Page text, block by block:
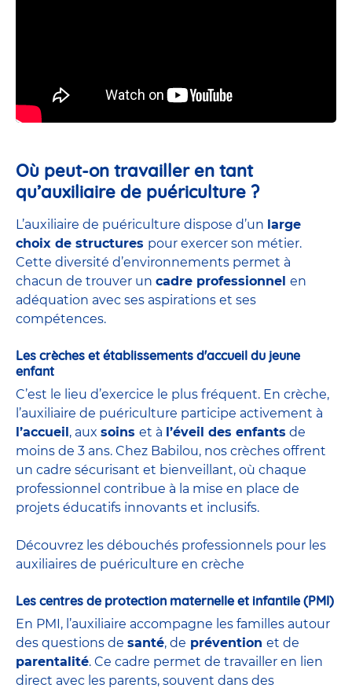
Où peut-on travailler en tant
qu’auxiliaire de puériculture ?
L’auxiliaire de puériculture dispose d’un large
choix de structures pour exercer son métier.
Cette diversité d’environnements permet à
chacun de trouver un cadre professionnel en
adéquation avec ses aspirations et ses
compétences.
Les crèches et établissements d'accueil du jeune
enfant
C’est le lieu d’exercice le plus fréquent. En crèche,
l’auxiliaire de puériculture participe activement à
l’accueil , aux soins et à l’éveil des enfants de
moins de 3 ans. Chez Babilou, nos crèches offrent
un cadre sécurisant et bienveillant, où chaque
professionnel contribue à la mise en place de
projets éducatifs innovants et inclusifs.
Découvrez les débouchés professionnels pour les
auxiliaires de puériculture en crèche
Les centres de protection maternelle et infantile (PMI)
En PMI, l’auxiliaire accompagne les familles autour
des questions de santé, de prévention et de
parentalité. Ce cadre permet de travailler en lien
direct avec les parents, souvent dans des